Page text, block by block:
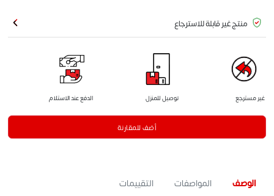
منتج غير قابلة للاسترجاع
غير مسترجع توصيل للمنزل الدفع عند الاستلام
أضف للمقارنة
الوصف المواصفات التقييمات